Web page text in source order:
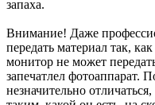
запаха.
Внимание! Даже
передать материал так,
монитор не может
запечатлел фотоаппарат.
незначительно